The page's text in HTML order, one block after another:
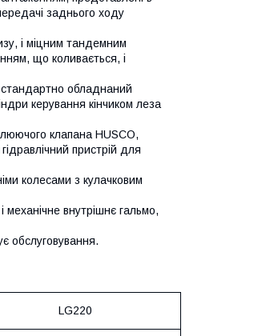
заднього ходу
і міцним тандемним
що коливається, і
обладнаний
керування кінчиком леза
клапана HUSCO,
пристрій для
колесами з кулачковим
механічне внутрішнє гальмо,
обслуговування.
LG220